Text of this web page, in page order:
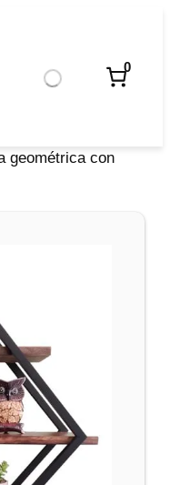
0
geométrica con